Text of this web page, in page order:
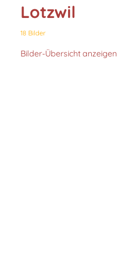
Lotzwil
18 Bilder
Bilder-Übersicht anzeigen